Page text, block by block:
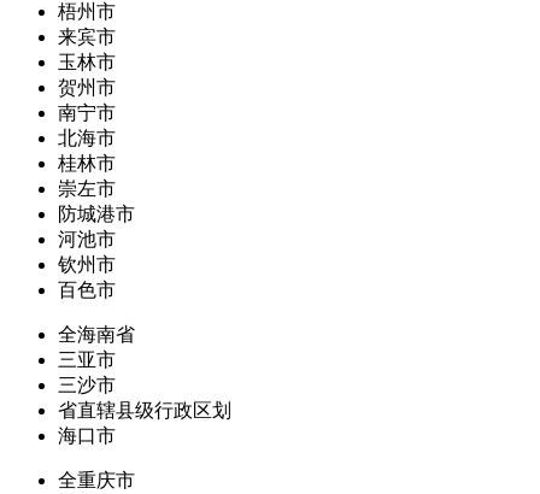
梧州市
来宾市
玉林市
贺州市
南宁市
北海市
桂林市
崇左市
防城港市
河池市
钦州市
百色市
全海南省
三亚市
三沙市
省直辖县级行政区划
海口市
全重庆市